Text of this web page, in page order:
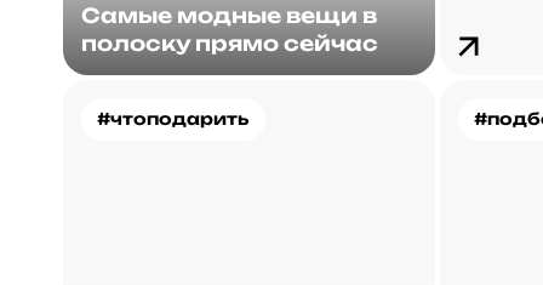
Самые модные вещи в
полоску прямо сейчас
#чтоподарить